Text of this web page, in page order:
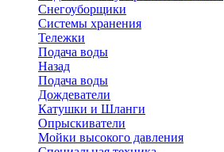
Снегоуборщики
Системы хранения
Тележки
Подача воды
Назад
Подача воды
Дождеватели
Катушки и Шланги
Опрыскиватели
Мойки высокого давления